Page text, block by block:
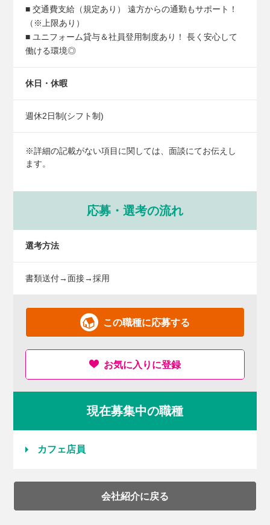
■ 交通費支給（規定あり） 遠方からの通勤もサポート！
（※上限あり）
■ ユニフォーム貸与＆社員登用制度あり！ 長く安心して
働ける環境◎
休日・休暇
週休2日制(シフト制)
※詳細の記載がない項目に関しては、面談にてお伝えし
ます。
応募・選考の流れ
選考方法
書類送付→面接→採用
この職種に応募する
お気に入りに登録
現在募集中の職種
カフェ店員
会社紹介に戻る